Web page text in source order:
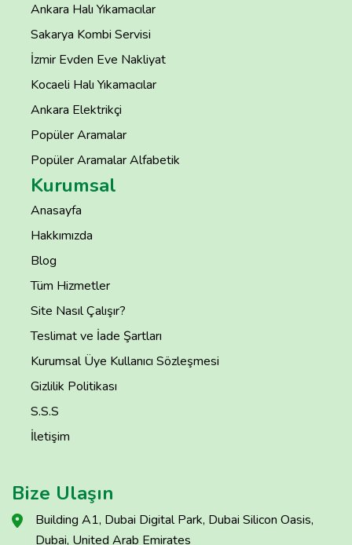
Ankara Halı Yıkamacılar
Sakarya Kombi Servisi
İzmir Evden Eve Nakliyat
Kocaeli Halı Yıkamacılar
Ankara Elektrikçi
Popüler Aramalar
Popüler Aramalar Alfabetik
Kurumsal
Anasayfa
Hakkımızda
Blog
Tüm Hizmetler
Site Nasıl Çalışır?
Teslimat ve İade Şartları
Kurumsal Üye Kullanıcı Sözleşmesi
Gizlilik Politikası
S.S.S
İletişim
Bize Ulaşın
Building A1, Dubai Digital Park, Dubai Silicon Oasis,
Dubai, United Arab Emirates